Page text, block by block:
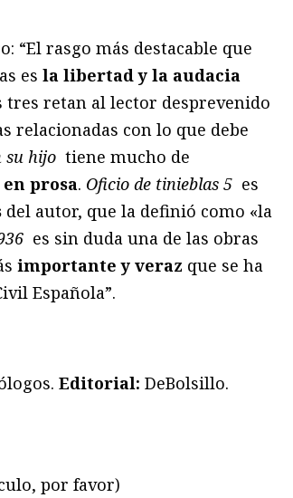
“El rasgo más destacable que
es la libertad y la audacia
tres retan al lector desprevenido
relacionadas con lo que debe
su hijo tiene mucho de
prosa. Oficio de tinieblas 5 es
del autor, que la definió como «la
es sin duda una de las obras
importante y veraz que se ha
Española”.
Editorial: DeBolsillo.
por favor)